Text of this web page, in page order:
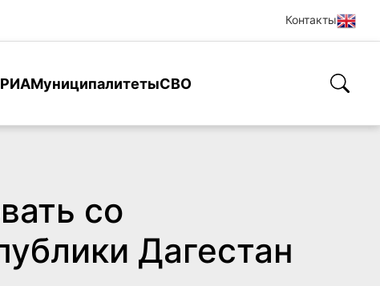
Контакты
РИАМуниципалитетыСВО
со
Дагестан